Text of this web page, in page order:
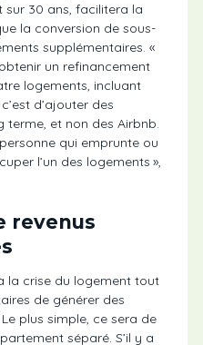
sur 30 ans, facilitera la
la conversion de sous-
supplémentaires. «
un refinancement
logements, incluant
d’ajouter des
et non des Airbnb.
qui emprunte ou
l’un des logements »,
revenus
la crise du logement tout
de générer des
plus simple, ce sera de
séparé. S’il y a